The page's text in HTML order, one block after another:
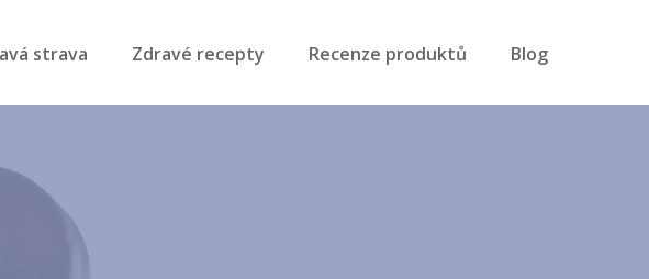
strava Zdravé recepty Recenze produktů Blog